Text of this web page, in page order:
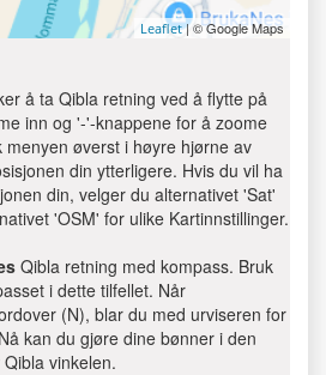
Leaflet| © Google Maps
å ta Qibla retning ved å flytte på
inn og '-'-knappene for å zoome
øverst i høyre hjørne av
din ytterligere. Hvis du vil ha
din, velger du alternativet 'Sat'
'OSM' for ulike Kartinnstillinger.
Qibla retning med kompass. Bruk
i dette tilfellet. Når
(N), blar du med urviseren for
kan du gjøre dine bønner i den
vinkelen.